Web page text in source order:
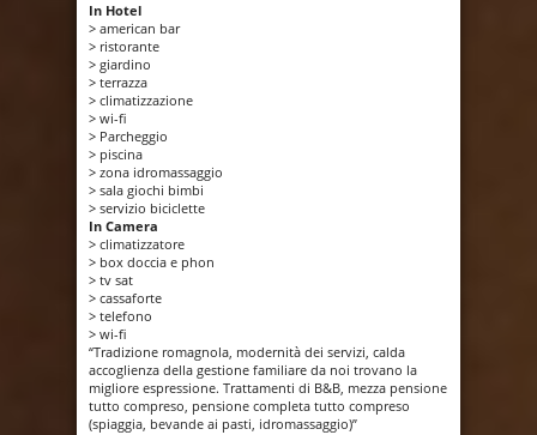
In Hotel
> american bar
> ristorante
> giardino
> terrazza
> climatizzazione
> wi-fi
> Parcheggio
> piscina
> zona idromassaggio
> sala giochi bimbi
> servizio biciclette
In Camera
> climatizzatore
> box doccia e phon
> tv sat
> cassaforte
> telefono
> wi-fi
“Tradizione romagnola, modernità dei servizi, calda
accoglienza della gestione familiare da noi trovano la
migliore espressione. Trattamenti di B&B, mezza pensione
tutto compreso, pensione completa tutto compreso
(spiaggia, bevande ai pasti, idromassaggio)”